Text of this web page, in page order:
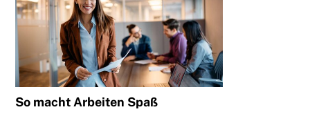
So macht Arbeiten Spaß